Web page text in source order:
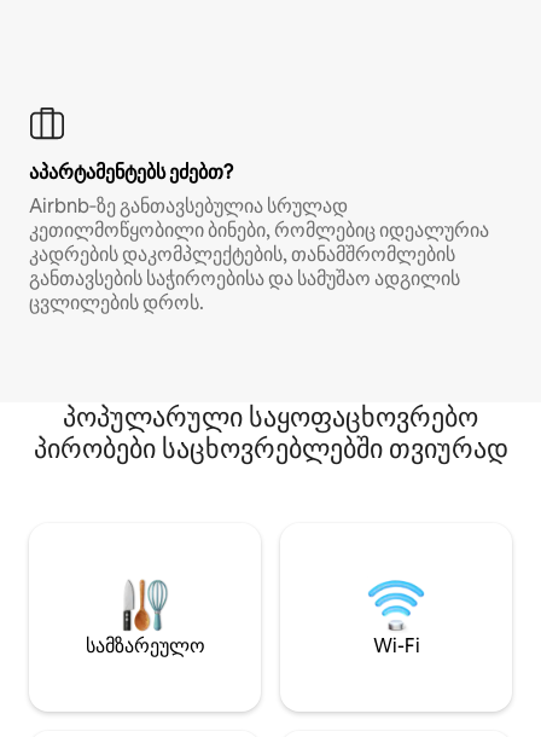
აპარტამენტებს ეძებთ?
Airbnb‑ზე განთავსებულია სრულად
კეთილმოწყობილი ბინები, რომლებიც იდეალურია
კადრების დაკომპლექტების, თანამშრომლების
განთავსების საჭიროებისა და სამუშაო ადგილის
ცვლილების დროს.
პოპულარული საყოფაცხოვრებო
პირობები საცხოვრებლებში თვიურად
სამზარეულო Wi-Fi